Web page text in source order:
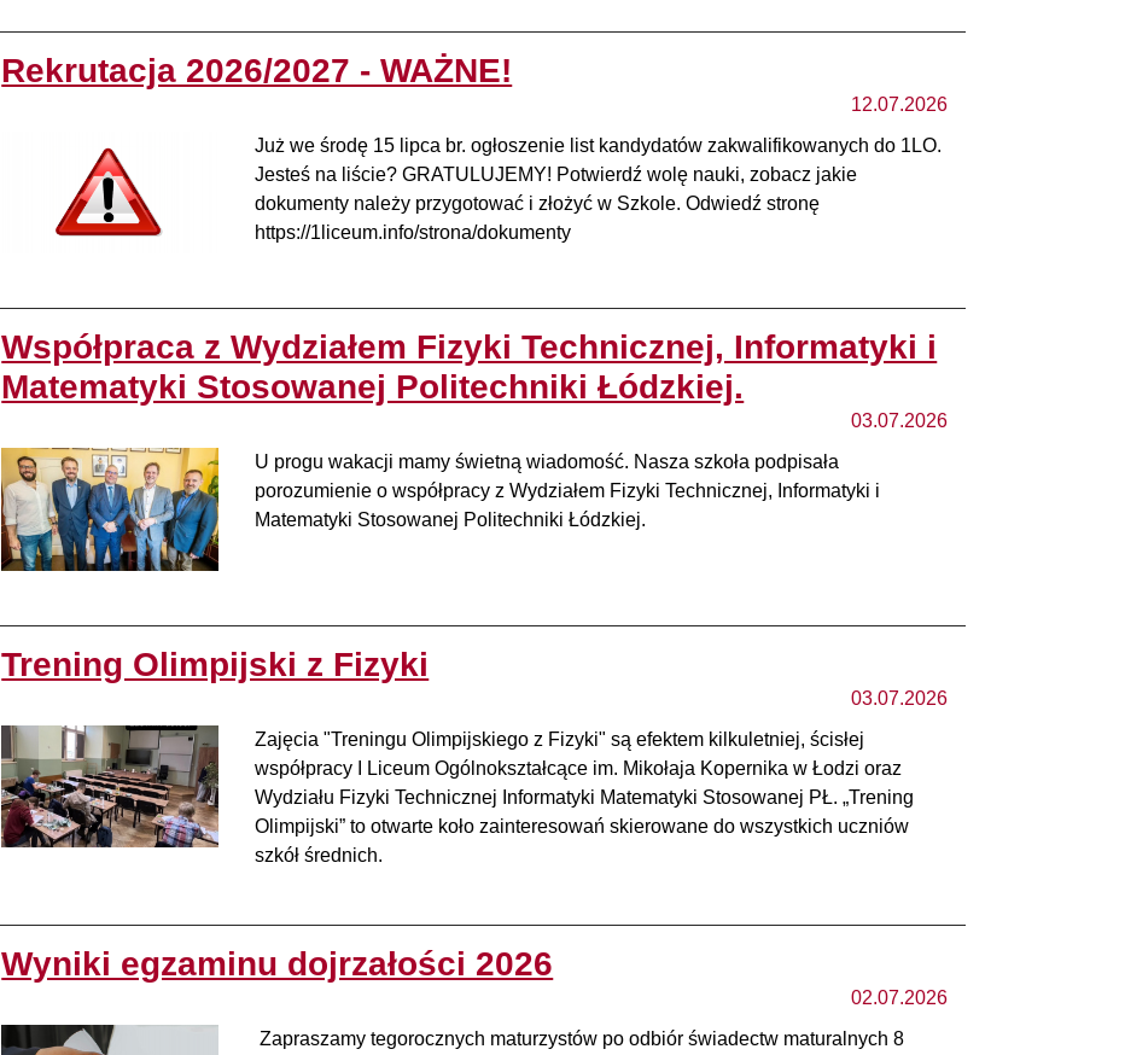
Rekrutacja 2026/2027 - WAŻNE!
12.07.2026
Już we środę 15 lipca br. ogłoszenie list kandydatów zakwalifikowanych do 1LO.
Jesteś na liście? GRATULUJEMY! Potwierdź wolę nauki, zobacz jakie
dokumenty należy przygotować i złożyć w Szkole. Odwiedź stronę
https://1liceum.info/strona/dokumenty
Współpraca z Wydziałem Fizyki Technicznej, Informatyki i
Matematyki Stosowanej Politechniki Łódzkiej.
03.07.2026
U progu wakacji mamy świetną wiadomość.️ Nasza szkoła podpisała
porozumienie o współpracy z Wydziałem Fizyki Technicznej, Informatyki i
Matematyki Stosowanej Politechniki Łódzkiej. ️
Trening Olimpijski z Fizyki
03.07.2026
Zajęcia "Treningu Olimpijskiego z Fizyki" są efektem kilkuletniej, ścisłej
współpracy I Liceum Ogólnokształcące im. Mikołaja Kopernika w Łodzi oraz
Wydziału Fizyki Technicznej Informatyki Matematyki Stosowanej PŁ. „Trening
Olimpijski” to otwarte koło zainteresowań skierowane do wszystkich uczniów
szkół średnich.
Wyniki egzaminu dojrzałości 2026
02.07.2026
Zapraszamy tegorocznych maturzystów po odbiór świadectw maturalnych 8